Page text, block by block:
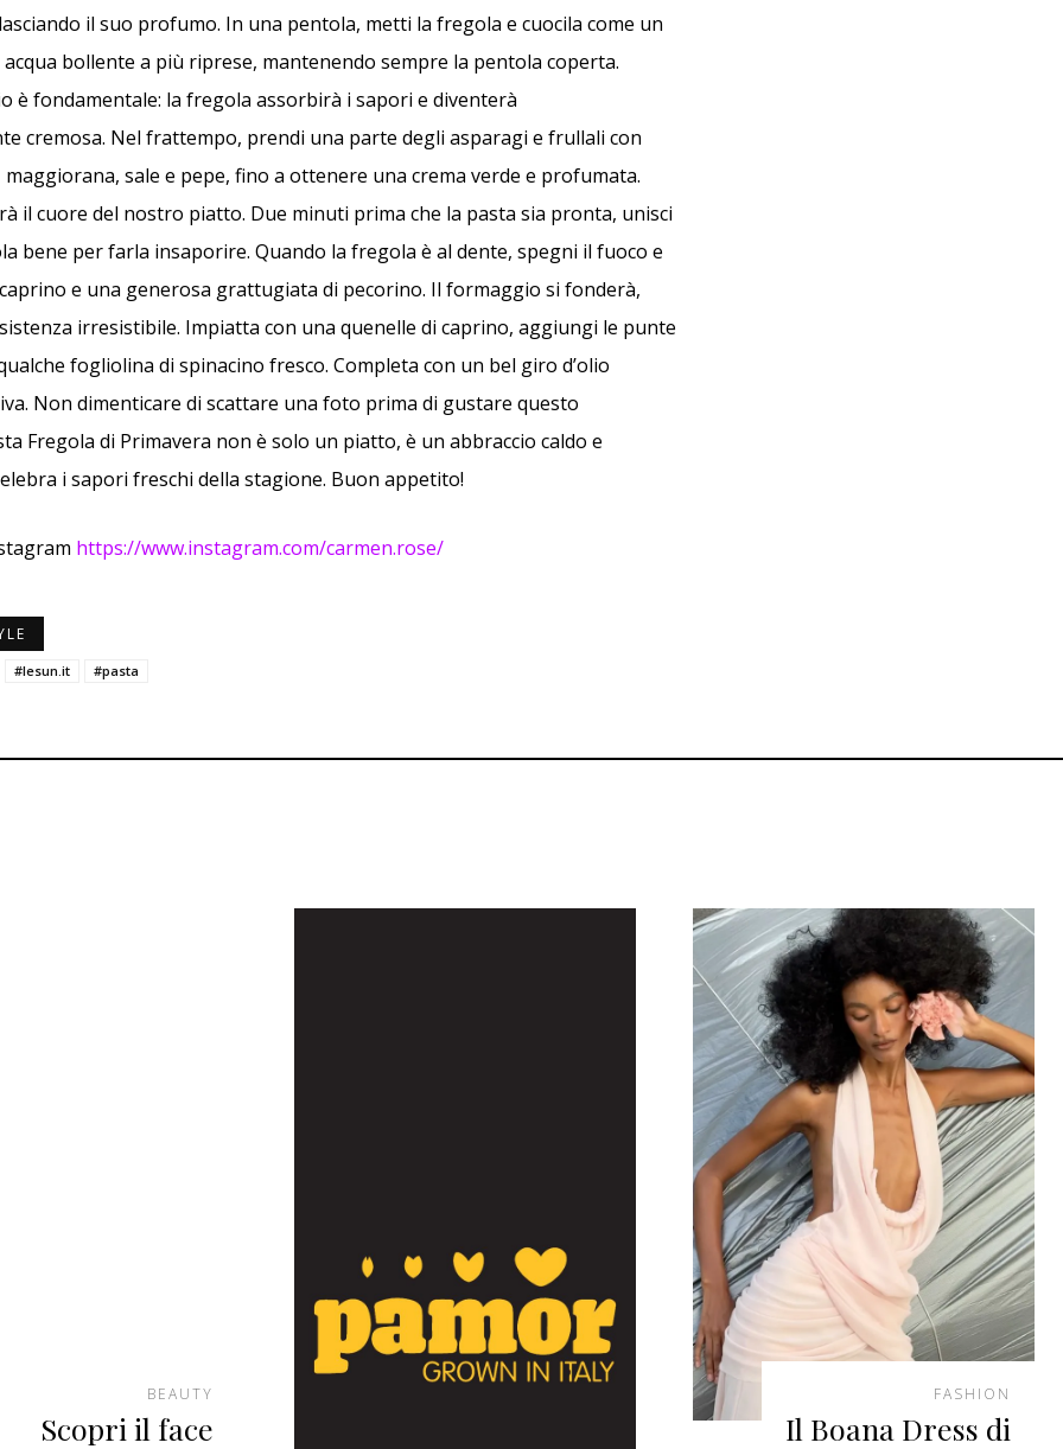
il suo profumo. In una pentola, metti la fregola e cuocila come un
bollente a più riprese, mantenendo sempre la pentola coperta.
è fondamentale: la fregola assorbirà i sapori e diventerà
cremosa. Nel frattempo, prendi una parte degli asparagi e frullali con
sale e pepe, fino a ottenere una crema verde e profumata.
il cuore del nostro piatto. Due minuti prima che la pasta sia pronta, unisci
bene per farla insaporire. Quando la fregola è al dente, spegni il fuoco e
e una generosa grattugiata di pecorino. Il formaggio si fonderà,
irresistibile. Impiatta con una quenelle di caprino, aggiungi le punte
fogliolina di spinacino fresco. Completa con un bel giro d’olio
Non dimenticare di scattare una foto prima di gustare questo
Fregola di Primavera non è solo un piatto, è un abbraccio caldo e
i sapori freschi della stagione. Buon appetito!
https://www.instagram.com/carmen.rose/
#lesun.it #pasta
BEAUTY
Scopri il face
FASHION
Il Boana Dress di